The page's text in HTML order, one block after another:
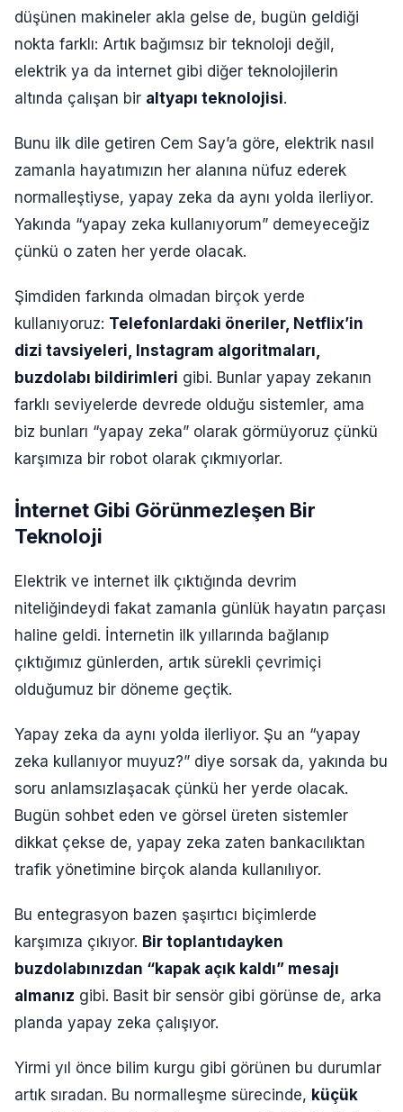
düşünen makineler akla gelse de, bugün geldiği
nokta farklı: Artık bağımsız bir teknoloji değil,
elektrik ya da internet gibi diğer teknolojilerin
altında çalışan bir altyapı teknolojisi.
Bunu ilk dile getiren Cem Say’a göre, elektrik nasıl
zamanla hayatımızın her alanına nüfuz ederek
normalleştiyse, yapay zeka da aynı yolda ilerliyor.
Yakında “yapay zeka kullanıyorum” demeyeceğiz
çünkü o zaten her yerde olacak.
Şimdiden farkında olmadan birçok yerde
kullanıyoruz: Telefonlardaki öneriler, Netflix’in
dizi tavsiyeleri, Instagram algoritmaları,
buzdolabı bildirimleri gibi. Bunlar yapay zekanın
farklı seviyelerde devrede olduğu sistemler, ama
biz bunları “yapay zeka” olarak görmüyoruz çünkü
karşımıza bir robot olarak çıkmıyorlar.
İnternet Gibi Görünmezleşen Bir
Teknoloji
Elektrik ve internet ilk çıktığında devrim
niteliğindeydi fakat zamanla günlük hayatın parçası
haline geldi. İnternetin ilk yıllarında bağlanıp
çıktığımız günlerden, artık sürekli çevrimiçi
olduğumuz bir döneme geçtik.
Yapay zeka da aynı yolda ilerliyor. Şu an “yapay
zeka kullanıyor muyuz?” diye sorsak da, yakında bu
soru anlamsızlaşacak çünkü her yerde olacak.
Bugün sohbet eden ve görsel üreten sistemler
dikkat çekse de, yapay zeka zaten bankacılıktan
trafik yönetimine birçok alanda kullanılıyor.
Bu entegrasyon bazen şaşırtıcı biçimlerde
karşımıza çıkıyor. Bir toplantıdayken
buzdolabınızdan “kapak açık kaldı” mesajı
almanız gibi. Basit bir sensör gibi görünse de, arka
planda yapay zeka çalışıyor.
Yirmi yıl önce bilim kurgu gibi görünen bu durumlar
artık sıradan. Bu normalleşme sürecinde, küçük